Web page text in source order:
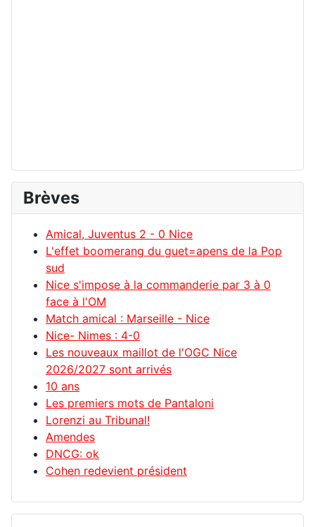
Brèves
Amical, Juventus 2 - 0 Nice
L'effet boomerang du guet=apens de la Pop
sud
Nice s'impose à la commanderie par 3 à 0
face à l'OM
Match amical : Marseille - Nice
Nice- Nimes : 4-0
Les nouveaux maillot de l'OGC Nice
2026/2027 sont arrivés
10 ans
Les premiers mots de Pantaloni
Lorenzi au Tribunal!
Amendes
DNCG: ok
Cohen redevient président